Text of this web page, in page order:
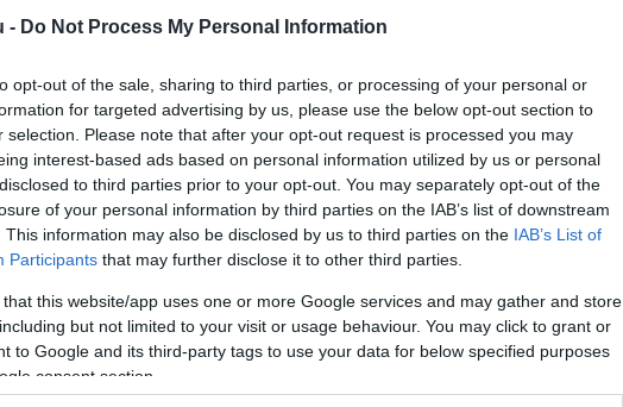
- Do Not Process My Personal Information
opt-out of the sale, sharing to third parties, or processing of your personal or
for targeted advertising by us, please use the below opt-out section to
selection. Please note that after your opt-out request is processed you may
interest-based ads based on personal information utilized by us or personal
to third parties prior to your opt-out. You may separately opt-out of the
of your personal information by third parties on the IAB’s list of downstream
This information may also be disclosed by us to third parties on the IAB’s List of
Participants that may further disclose it to other third parties.
that this website/app uses one or more Google services and may gather and store
but not limited to your visit or usage behaviour. You may click to grant or
to Google and its third-party tags to use your data for below specified purposes
consent section.
forrásként a Google Keresőben!
megfagyásából erednek. Amikor a hőmérséklet nulla
pedig felsértik a sejtfalakat. Ez sejtroncsolódáshoz,
vezethet - írja az Agroinform.
és legegyszerűbb módszer a fagykár megelőzésére a